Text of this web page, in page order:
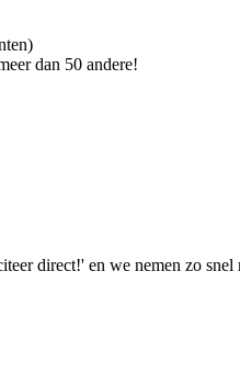
dan 50 andere!
direct!' en we nemen zo